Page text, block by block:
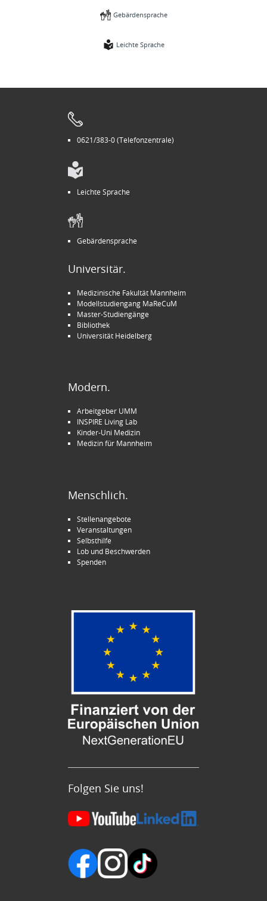
Gebärdensprache
Leichte Sprache
0621/383-0 (Telefonzentrale)
Leichte Sprache
Gebärdensprache
Universitär.
Medizinische Fakultät Mannheim
Modellstudiengang MaReCuM
Master-Studiengänge
Bibliothek
Universität Heidelberg
Modern.
Arbeitgeber UMM
INSPIRE Living Lab
Kinder-Uni Medizin
Medizin für Mannheim
Menschlich.
Stellenangebote
Veranstaltungen
Selbsthilfe
Lob und Beschwerden
Spenden
Folgen Sie uns!